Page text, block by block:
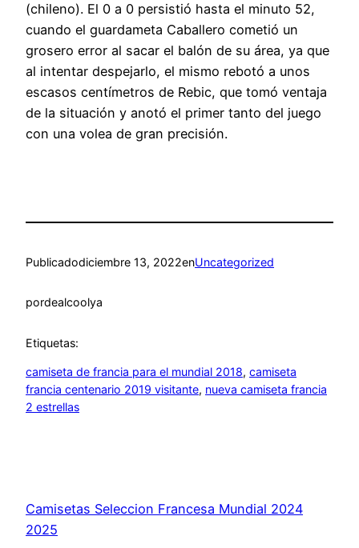
(chileno). El 0 a 0 persistió hasta el minuto 52,
cuando el guardameta Caballero cometió un
grosero error al sacar el balón de su área, ya que
al intentar despejarlo, el mismo rebotó a unos
escasos centímetros de Rebic, que tomó ventaja
de la situación y anotó el primer tanto del juego
con una volea de gran precisión.
Publicadodiciembre 13, 2022enUncategorized
pordealcoolya
Etiquetas:
camiseta de francia para el mundial 2018, camiseta
francia centenario 2019 visitante, nueva camiseta francia
2 estrellas
Camisetas Seleccion Francesa Mundial 2024
2025